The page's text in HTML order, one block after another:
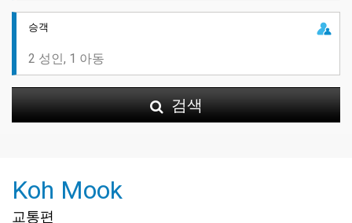
승객
검색
Koh Mook
교통편